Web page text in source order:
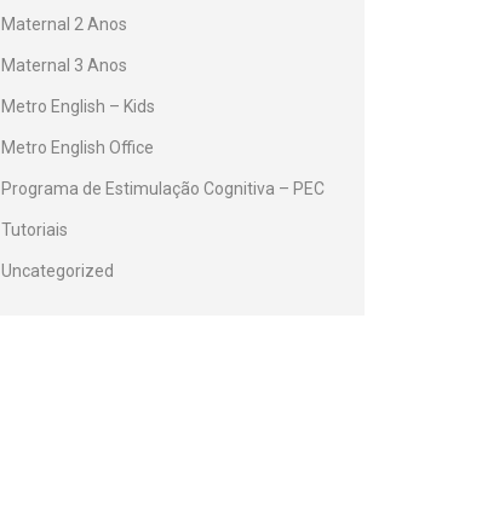
Maternal 2 Anos
Maternal 3 Anos
Metro English – Kids
Metro English Office
Programa de Estimulação Cognitiva – PEC
Tutoriais
Uncategorized